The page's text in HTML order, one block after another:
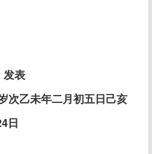
发表
次乙未年二月初五日己亥
日